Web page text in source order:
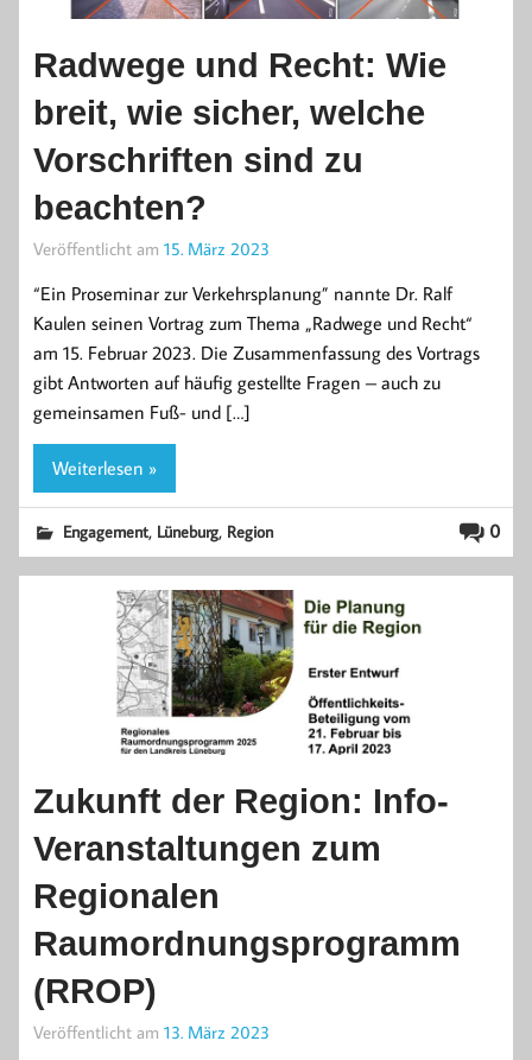
Radwege und Recht: Wie
breit, wie sicher, welche
Vorschriften sind zu
beachten?
Veröffentlicht am 15. März 2023
“Ein Proseminar zur Verkehrsplanung” nannte Dr. Ralf
Kaulen seinen Vortrag zum Thema „Radwege und Recht“
am 15. Februar 2023. Die Zusammenfassung des Vortrags
gibt Antworten auf häufig gestellte Fragen – auch zu
gemeinsamen Fuß- und […]
Weiterlesen »
0
Engagement, Lüneburg, Region
Zukunft der Region: Info-
Veranstaltungen zum
Regionalen
Raumordnungsprogramm
(RROP)
Veröffentlicht am 13. März 2023